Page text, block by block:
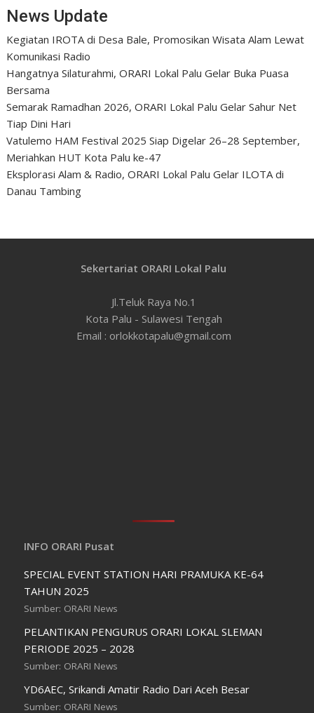
News Update
Kegiatan IROTA di Desa Bale, Promosikan Wisata Alam Lewat
Komunikasi Radio
Hangatnya Silaturahmi, ORARI Lokal Palu Gelar Buka Puasa
Bersama
Semarak Ramadhan 2026, ORARI Lokal Palu Gelar Sahur Net
Tiap Dini Hari
Vatulemo HAM Festival 2025 Siap Digelar 26–28 September,
Meriahkan HUT Kota Palu ke-47
Eksplorasi Alam & Radio, ORARI Lokal Palu Gelar ILOTA di
Danau Tambing
Sekertariat ORARI Lokal Palu
Jl.Teluk Raya No.1
Kota Palu - Sulawesi Tengah
Email : orlokkotapalu@gmail.com
INFO ORARI Pusat
SPECIAL EVENT STATION HARI PRAMUKA KE-64
TAHUN 2025
Sumber: ORARI News
PELANTIKAN PENGURUS ORARI LOKAL SLEMAN
PERIODE 2025 – 2028
Sumber: ORARI News
YD6AEC, Srikandi Amatir Radio Dari Aceh Besar
Sumber: ORARI News